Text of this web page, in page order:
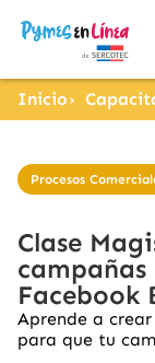
Inicio
Procesos
Clase
Facebook
Aprende a crear
para que tu